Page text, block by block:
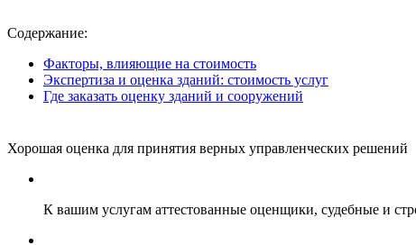
Содержание:
Факторы, влияющие на стоимость
Экспертиза и оценка зданий: стоимость услуг
Где заказать оценку зданий и сооружений
Хорошая оценка для принятия верных управленческих решений
К вашим услугам аттестованные оценщики, судебные и